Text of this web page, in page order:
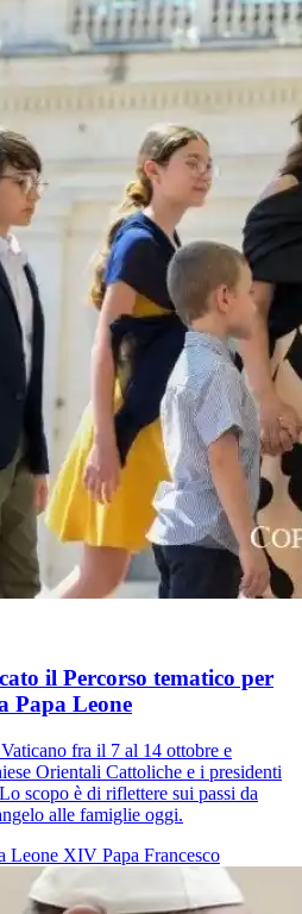
il Percorso tematico per
Papa Leone
fra il 7 al 14 ottobre e
Orientali Cattoliche e i presidenti
scopo è di riflettere sui passi da
alle famiglie oggi.
Leone XIV Papa Francesco